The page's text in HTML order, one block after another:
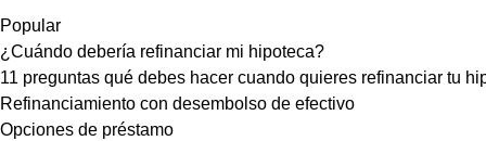
Popular
¿Cuándo debería refinanciar mi hipoteca?
11 preguntas qué debes hacer cuando quieres refinanciar tu
Refinanciamiento con desembolso de efectivo
Opciones de préstamo